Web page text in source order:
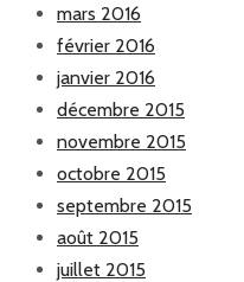
mars 2016
février 2016
janvier 2016
décembre 2015
novembre 2015
octobre 2015
septembre 2015
août 2015
juillet 2015